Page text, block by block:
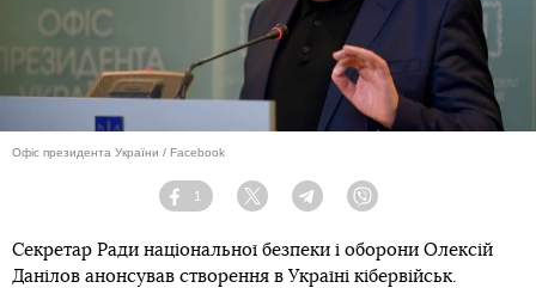
Офіс президента України / Facebook
Facebook
1
Twitter TelegramViber
Секретар Ради національної безпеки і оборони Олексій
Данілов анонсував створення в Україні кібервійськ.